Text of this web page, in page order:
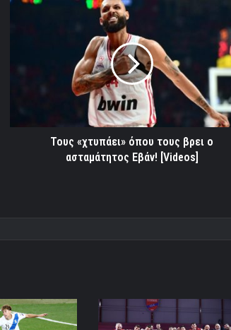
Τους
βρει
[Videos]
Τους «χτυπάει» όπου τους βρει ο
ασταμάτητος Εβάν! [Videos]